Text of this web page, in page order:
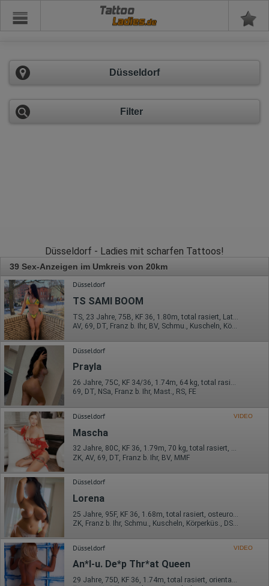
Tattoo
Düsseldorf
Filter
Düsseldorf - Ladies mit scharfen Tattoos!
39 Sex-Anzeigen im Umkreis von 20km
Düsseldorf
TS SAMI BOOM
TS, 23 Jahre, 75B, KF 36, 1.80m, total rasiert, Latina
AV, 69, DT, Franz b. Ihr, BV, Schmu., Kuscheln, Körperküs.
Düsseldorf
Prayla
26 Jahre, 75C, KF 34/36, 1.74m, 64 kg, total rasiert, mitteleuropäisch
69, DT, NSa, Franz b. Ihr, Mast., RS, FE
Düsseldorf VIDEO
Mascha
32 Jahre, 80C, KF 36, 1.79m, 70 kg, total rasiert, osteuropäisch
ZK, AV, 69, DT, Franz b. Ihr, BV, MMF
Düsseldorf
Lorena
ZK, Franz b. Ihr, Schmu., Kuscheln, Körperküs., DSp, ZAp, KBp
Düsseldorf VIDEO
An*l-u. De*p Thr*at Queen
29 Jahre, 75D, KF 36, 1.74m, total rasiert, orientalisch